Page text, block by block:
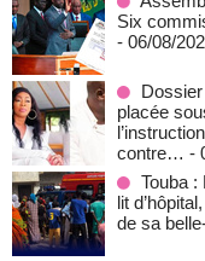
Six
- 06/08/
placée
contre… -
Touba :
lit
de sa